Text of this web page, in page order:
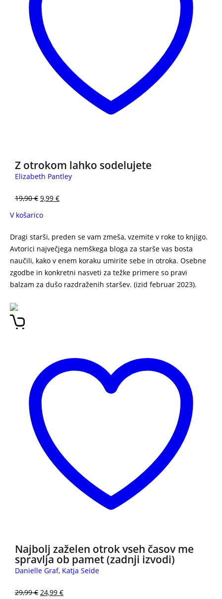
Z otrokom lahko sodelujete
Elizabeth Pantley
19,90€ 9,99 €
V košarico
Dragi starši, preden se vam zmeša, vzemite v roke to knjigo.
Avtorici največjega nemškega bloga za starše vas bosta
naučili, kako v enem koraku umirite sebe in otroka. Osebne
zgodbe in konkretni nasveti za težke primere so pravi
balzam za dušo razdraženih staršev. (izid februar 2023).
Najbolj zaželen otrok vseh časov me
spravlja ob pamet (zadnji izvodi)
Danielle Graf, Katja Seide
29,99€ 24,99 €